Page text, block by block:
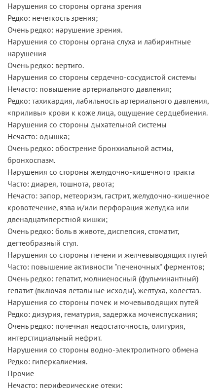
Нарушения со стороны органа зрения
Редко: нечеткость зрения;
Очень редко: нарушение зрения.
Нарушения со стороны органа слуха и лабиринтные
нарушения
Очень редко: вертиго.
Нарушения со стороны сердечно-сосудистой системы
Нечасто: повышение артериального давления;
Редко: тахикардия, лабильность артериального давления,
«приливы» крови к коже лица, ощущение сердцебиения.
Нарушения со стороны дыхательной системы
Нечасто: одышка;
Очень редко: обострение бронхиальной астмы,
бронхоспазм.
Нарушения со стороны желудочно-кишечного тракта
Часто: диарея, тошнота, рвота;
Нечасто: запор, метеоризм, гастрит, желудочно-кишечное
кровотечение, язва и/или перфорация желудка или
двенадцатиперстной кишки;
Очень редко: боль в животе, диспепсия, стоматит,
дегтеобразный стул.
Нарушения со стороны печени и желчевыводящих путей
Часто: повышение активности "печеночных" ферментов;
Очень редко: гепатит, молниеносный (фульминантный)
гепатит (включая летальные исходы), желтуха, холестаз.
Нарушения со стороны почек и мочевыводящих путей
Редко: дизурия, гематурия, задержка мочеиспускания;
Очень редко: почечная недостаточность, олигурия,
интерстициальный нефрит.
Нарушения со стороны водно-электролитного обмена
Редко: гиперкалиемия.
Прочие
Нечасто: периферические отеки;